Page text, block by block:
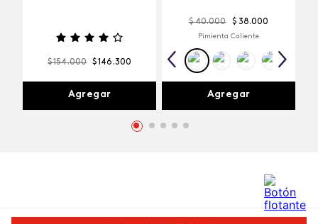
$154.000 $146 .300
Agregar
$ 40.000 $ 38.000
Pimienta Caliente
Agregar
Comentarios